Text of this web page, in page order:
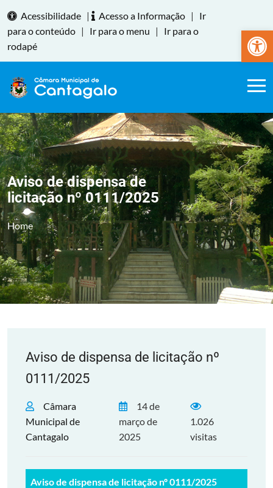
Abrir
Acessibilidade | Acesso a Informação |
Ir
para o conteúdo | Ir para o menu |
Ir para o
rodapé
Aviso de dispensa de
licitação nº 0111/2025
Home
Aviso de dispensa de licitação nº
0111/2025
Câmara
Municipal de
Cantagalo
14 de
março de
2025
1.026
visitas
Aviso de dispensa de licitação nº 0111/2025